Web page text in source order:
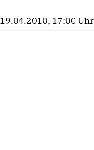
19.04.2010, 17:00 Uhr